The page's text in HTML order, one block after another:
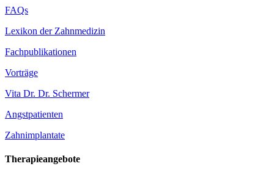
FAQs
Lexikon der Zahnmedizin
Fachpublikationen
Vorträge
Vita Dr. Dr. Schermer
Angstpatienten
Zahnimplantate
Therapieangebote